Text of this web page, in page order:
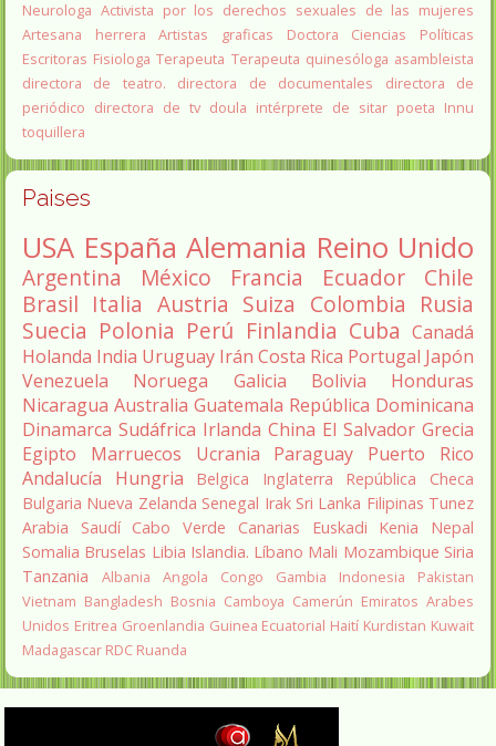
Neurologa Activista por los derechos sexuales de las mujeres
Artesana herrera
Artistas graficas
Doctora Ciencias Políticas
Escritoras Fisiologa Terapeuta Terapeuta quinesóloga asambleista
directora de teatro.
directora de documentales
directora de
periódico directora de tv doula intérprete de sitar poeta Innu
toquillera
Paises
USA España Alemania Reino Unido
Argentina México Francia Ecuador
Chile
Brasil Italia Austria Suiza Colombia Rusia
Suecia Polonia Perú Finlandia Cuba Canadá
Holanda India Uruguay Irán Costa Rica Portugal Japón
Venezuela
Noruega Galicia Bolivia
Honduras
Nicaragua Australia Guatemala República Dominicana
Dinamarca Sudáfrica Irlanda China El Salvador Grecia
Egipto
Marruecos Ucrania Paraguay
Puerto Rico
Andalucía
Hungria Belgica Inglaterra
República Checa
Bulgaria Nueva Zelanda Senegal Irak Sri Lanka Filipinas Tunez
Arabia Saudí Cabo Verde Canarias Euskadi Kenia
Nepal
Somalia Bruselas Libia Islandia. Líbano Mali Mozambique Siria
Tanzania
Albania Angola Congo Gambia Indonesia
Pakistan
Vietnam Bangladesh Bosnia Camboya Camerún Emiratos Arabes
Unidos Eritrea Groenlandia Guinea Ecuatorial Haití Kurdistan Kuwait
Madagascar RDC Ruanda